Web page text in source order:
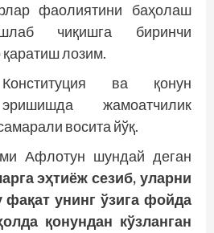
фаолиятини баҳолаш
чиқишга биринчи
лозим.
ва қонун
жамоатчилик
восита йўқ.
Афлотун шундай деган
эҳтиёж сезиб, уларни
фақат унинг ўзига фойда
қонундан кўзланган